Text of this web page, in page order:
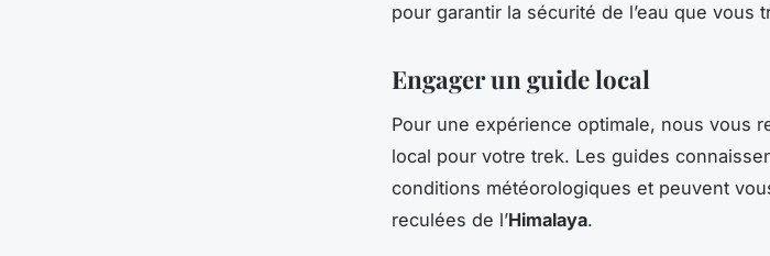
pour garantir la sécurité de l’eau que vous
Engager un guide local
Pour une expérience optimale, nous vous
local pour votre trek. Les guides
conditions météorologiques et peuvent
reculées de l’Himalaya.